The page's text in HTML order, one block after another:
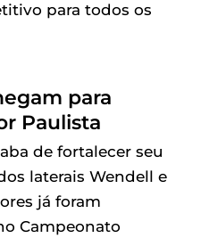
para todos os
para
Paulista
de fortalecer seu
laterais Wendell e
já foram
Campeonato